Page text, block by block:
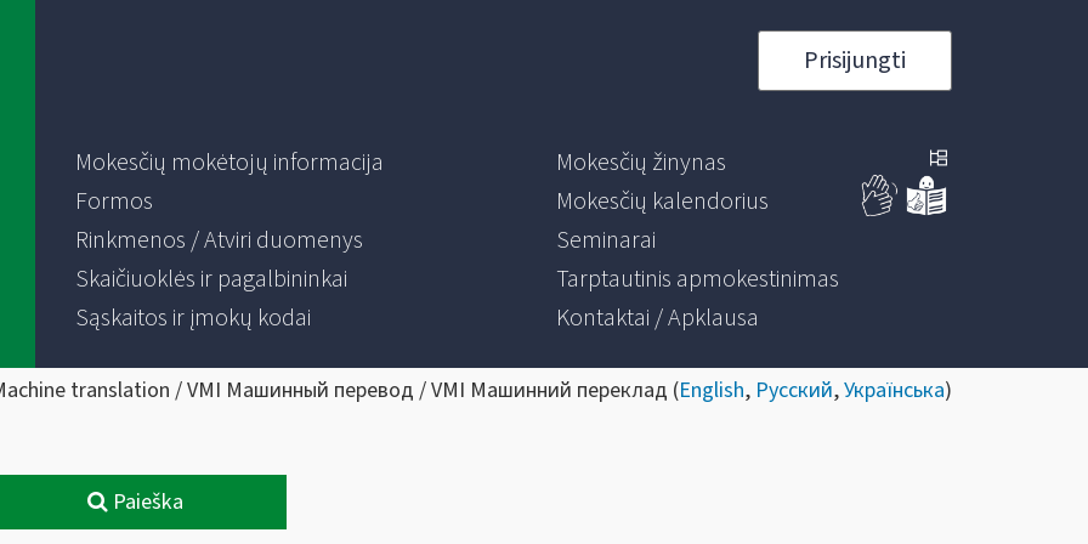
Prisijungti
Mokesčių mokėtojų informacija
Formos
Rinkmenos / Atviri duomenys
Skaičiuoklės ir pagalbininkai
Sąskaitos ir įmokų kodai
Mokesčių žinynas
Mokesčių kalendorius
Seminarai
Tarptautinis apmokestinimas
Kontaktai / Apklausa
translation / VMI Машинный перевод / VMI Машинний переклад (English, Русский,Українська)
Paieška